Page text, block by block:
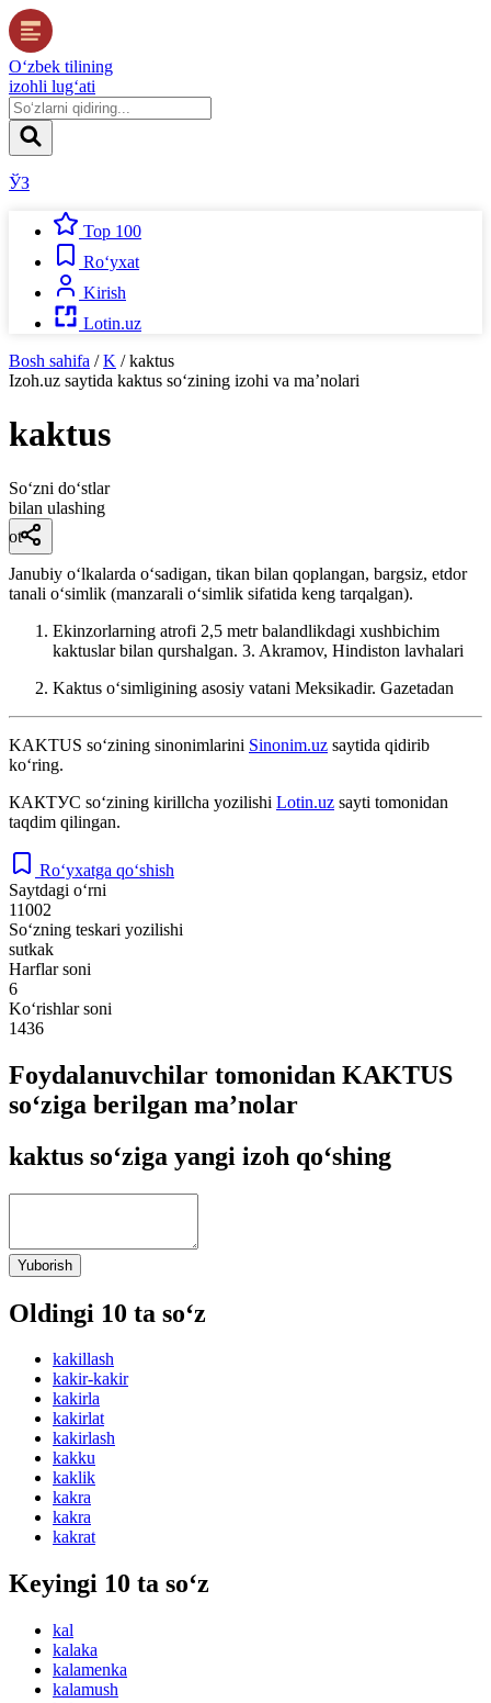
O‘zbek tilining
izohli lug‘ati
ЎЗ
Top 100
Ro‘yxat
Kirish
Lotin.uz
Bosh sahifa / K / kaktus
Izoh.uz saytida kaktus so‘zining izohi va ma’nolari
kaktus
So‘zni do‘stlar
bilan ulashing
ot
Janubiy oʻlkalarda oʻsadigan, tikan bilan qoplangan, bargsiz, etdor
tanali oʻsimlik (manzarali oʻsimlik sifatida keng tarqalgan).
Ekinzorlarning atrofi 2,5 metr balandlikdagi xushbichim
kaktuslar bilan qurshalgan. 3. Akramov, Hindiston lavhalari
Kaktus oʻsimligining asosiy vatani Meksikadir. Gazetadan
KAKTUS so‘zining sinonimlarini Sinonim.uz saytida qidirib
ko‘ring.
КАКТУС so‘zining kirillcha yozilishi Lotin.uz sayti tomonidan
taqdim qilingan.
Ro‘yxatga qo‘shish
Saytdagi o‘rni
11002
So‘zning teskari yozilishi
sutkak
Harflar soni
6
Ko‘rishlar soni
1436
Foydalanuvchilar tomonidan KAKTUS
so‘ziga berilgan ma’nolar
kaktus so‘ziga yangi izoh qo‘shing
Yuborish
Oldingi 10 ta so‘z
kakillash
kakir-kakir
kakirla
kakirlat
kakirlash
kakku
kaklik
kakra
kakra
kakrat
Keyingi 10 ta so‘z
kal
kalaka
kalamenka
kalamush